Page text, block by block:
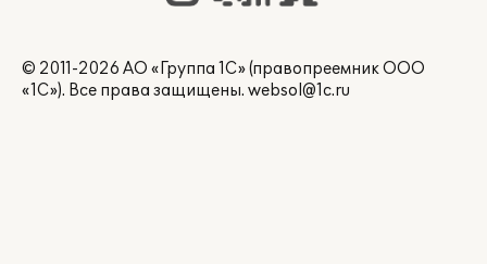
© 2011-2026 АО «Группа 1С» (правопреемник ООО
«1С»). Все права защищены. websol@1c.ru